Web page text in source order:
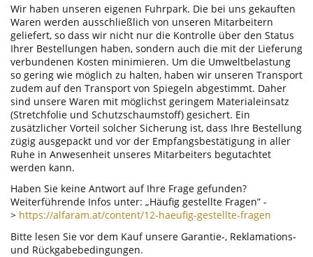
Wir haben unseren eigenen Fuhrpark. Die bei uns gekauften
Waren werden ausschließlich von unseren Mitarbeitern
geliefert, so dass wir nicht nur die Kontrolle über den Status
Ihrer Bestellungen haben, sondern auch die mit der Lieferung
verbundenen Kosten minimieren. Um die Umweltbelastung
so gering wie möglich zu halten, haben wir unseren Transport
zudem auf den Transport von Spiegeln abgestimmt. Daher
sind unsere Waren mit möglichst geringem Materialeinsatz
(Stretchfolie und Schutzschaumstoff) gesichert. Ein
zusätzlicher Vorteil solcher Sicherung ist, dass Ihre Bestellung
zügig ausgepackt und vor der Empfangsbestätigung in aller
Ruhe in Anwesenheit unseres Mitarbeiters begutachtet
werden kann.
Haben Sie keine Antwort auf Ihre Frage gefunden?
Weiterführende Infos unter: „Häufig gestellte Fragen” -
> https://alfaram.at/content/12-haeufig-gestellte-fragen
Bitte lesen Sie vor dem Kauf unsere Garantie-, Reklamations-
und Rückgabebedingungen.